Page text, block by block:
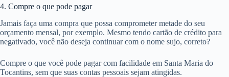
4. Compre o que pode pagar
Jamais faça uma compra que possa comprometer metade do seu
orçamento mensal, por exemplo. Mesmo tendo cartão de crédito para
negativado, você não deseja continuar com o nome sujo, correto?
Compre o que você pode pagar com facilidade em Santa Maria do
Tocantins, sem que suas contas pessoais sejam atingidas.